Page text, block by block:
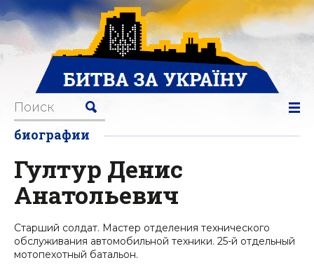
биографии
Гултур Денис
Анатольевич
Старший солдат. Мастер отделения технического
обслуживания автомобильной техники. 25-й отдельный
мотопехотный батальон.